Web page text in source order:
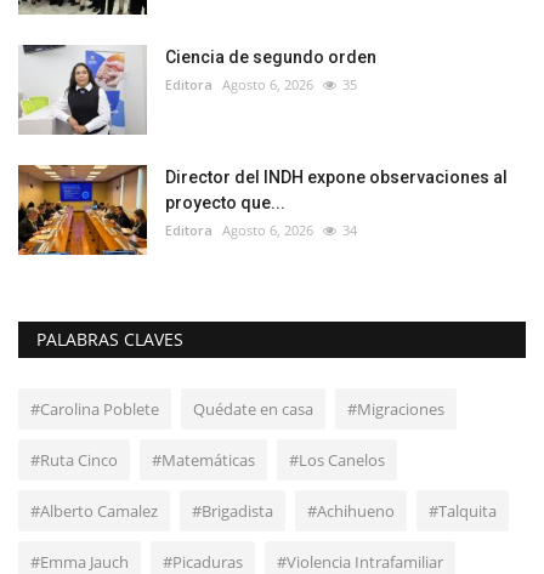
Ciencia de segundo orden
Editora Agosto 6, 2026 35
Director del INDH expone observaciones al
proyecto que...
Editora Agosto 6, 2026 34
PALABRAS CLAVES
#Carolina Poblete Quédate en casa #Migraciones
#Ruta Cinco #Matemáticas #Los Canelos
#Alberto Camalez #Brigadista #Achihueno #Talquita
#Emma Jauch #Picaduras #Violencia Intrafamiliar